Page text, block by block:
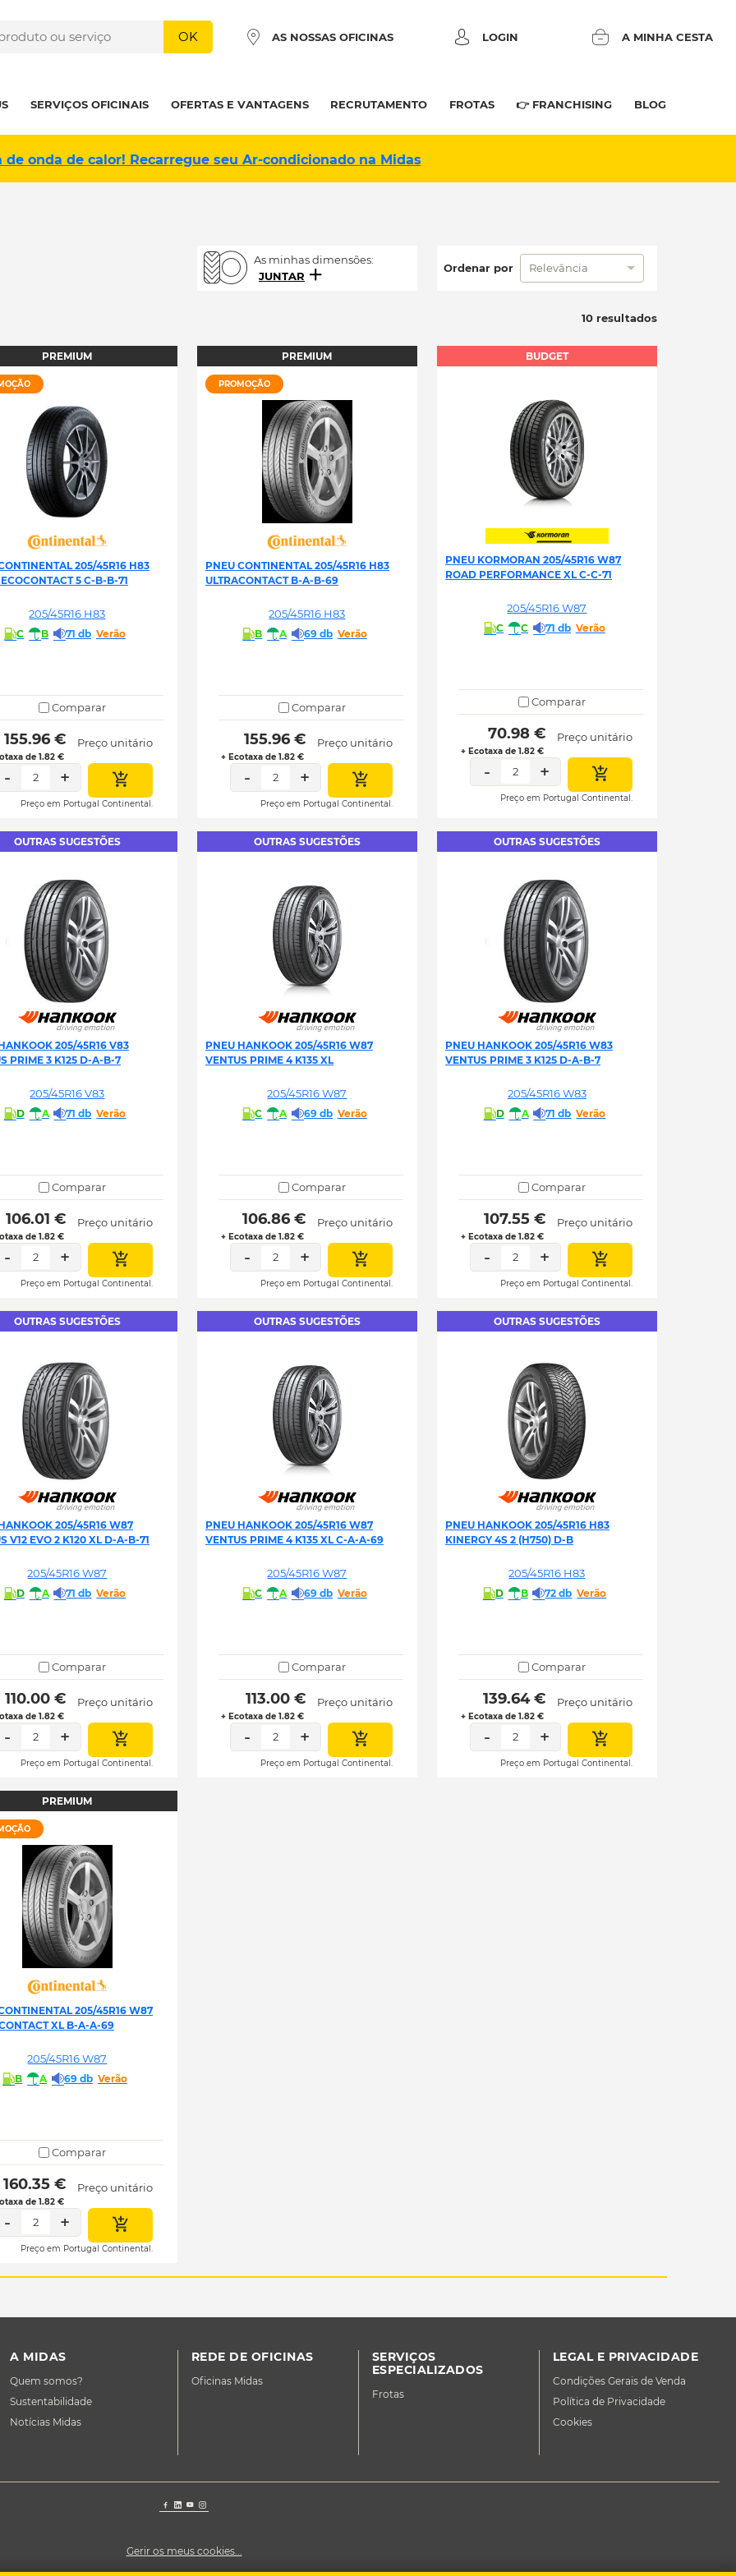
OK AS NOSSAS OFICINAS LOGIN A MINHA CESTA
SERVIÇOS OFICINAIS OFERTAS E VANTAGENS RECRUTAMENTO FROTAS 👉 FRANCHISING BLOG
de onda de calor! Recarregue seu Ar-condicionado na Midas
As minhas dimensões:
JUNTAR
Ordenar por Relevância
10 resultados
PREMIUM
205/45R16 H83
5 C-B-B-71
205/45R16 H83
C B 71 db Verão
Comparar
155.96 €
de 1.82 €
Preço unitário
- 2 +
Preço em Portugal Continental.
PREMIUM
PROMOÇÃO
PNEU CONTINENTAL 205/45R16 H83
ULTRACONTACT B-A-B-69
205/45R16 H83
B A 69 db Verão
Comparar
155.96 €
+ Ecotaxa de 1.82 €
Preço unitário
- 2 +
Preço em Portugal Continental.
BUDGET
PNEU KORMORAN 205/45R16 W87
ROAD PERFORMANCE XL C-C-71
205/45R16 W87
C C 71 db Verão
Comparar
70.98 €
+ Ecotaxa de 1.82 €
Preço unitário
- 2 +
Preço em Portugal Continental.
OUTRAS SUGESTÕES
205/45R16 V83
PRIME 3 K125 D-A-B-7
205/45R16 V83
D A 71 db Verão
Comparar
106.01 €
de 1.82 €
Preço unitário
- 2 +
Preço em Portugal Continental.
OUTRAS SUGESTÕES
PNEU HANKOOK 205/45R16 W87
VENTUS PRIME 4 K135 XL
205/45R16 W87
C A 69 db Verão
Comparar
106.86 €
+ Ecotaxa de 1.82 €
Preço unitário
- 2 +
Preço em Portugal Continental.
OUTRAS SUGESTÕES
PNEU HANKOOK 205/45R16 W83
VENTUS PRIME 3 K125 D-A-B-7
205/45R16 W83
D A 71 db Verão
Comparar
107.55 €
+ Ecotaxa de 1.82 €
Preço unitário
- 2 +
Preço em Portugal Continental.
OUTRAS SUGESTÕES
205/45R16 W87
V12 EVO 2 K120 XL D-A-B-71
205/45R16 W87
D A 71 db Verão
Comparar
110.00 €
de 1.82 €
Preço unitário
- 2 +
Preço em Portugal Continental.
OUTRAS SUGESTÕES
PNEU HANKOOK 205/45R16 W87
VENTUS PRIME 4 K135 XL C-A-A-69
205/45R16 W87
C A 69 db Verão
Comparar
113.00 €
+ Ecotaxa de 1.82 €
Preço unitário
- 2 +
Preço em Portugal Continental.
OUTRAS SUGESTÕES
PNEU HANKOOK 205/45R16 H83
KINERGY 4S 2 (H750) D-B
205/45R16 H83
D B 72 db Verão
Comparar
139.64 €
+ Ecotaxa de 1.82 €
Preço unitário
- 2 +
Preço em Portugal Continental.
PREMIUM
205/45R16 W87
XL B-A-A-69
205/45R16 W87
B A 69 db Verão
Comparar
160.35 €
de 1.82 €
Preço unitário
- 2 +
Preço em Portugal Continental.
A MIDAS
Quem somos?
Sustentabilidade
Notícias Midas
REDE DE OFICINAS
Oficinas Midas
SERVIÇOS
ESPECIALIZADOS
Frotas
LEGAL E PRIVACIDADE
Condições Gerais de Venda
Política de Privacidade
Cookies
Gerir os meus cookies...